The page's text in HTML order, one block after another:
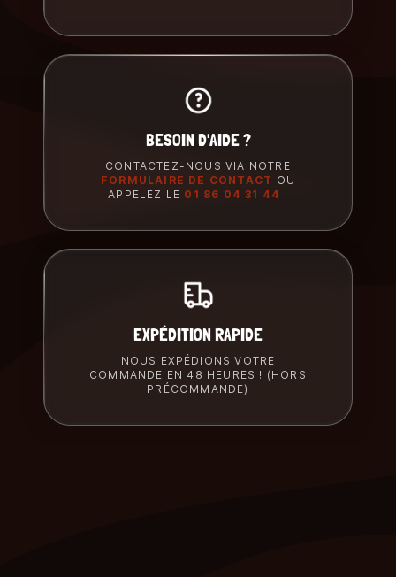
BESOIN D'AIDE ?
CONTACTEZ-NOUS VIA NOTRE
FORMULAIRE DE CONTACT OU
APPELEZ LE 01 86 04 31 44 !
EXPÉDITION RAPIDE
NOUS EXPÉDIONS VOTRE
COMMANDE EN 48 HEURES ! (HORS
PRÉCOMMANDE)